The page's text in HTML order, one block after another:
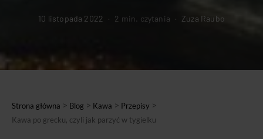
10 listopada 2022 2 min. czytania Zuza Raubo
Strona główna > Blog > Kawa > Przepisy >
Kawa po grecku, czyli jak parzyć w tygielku